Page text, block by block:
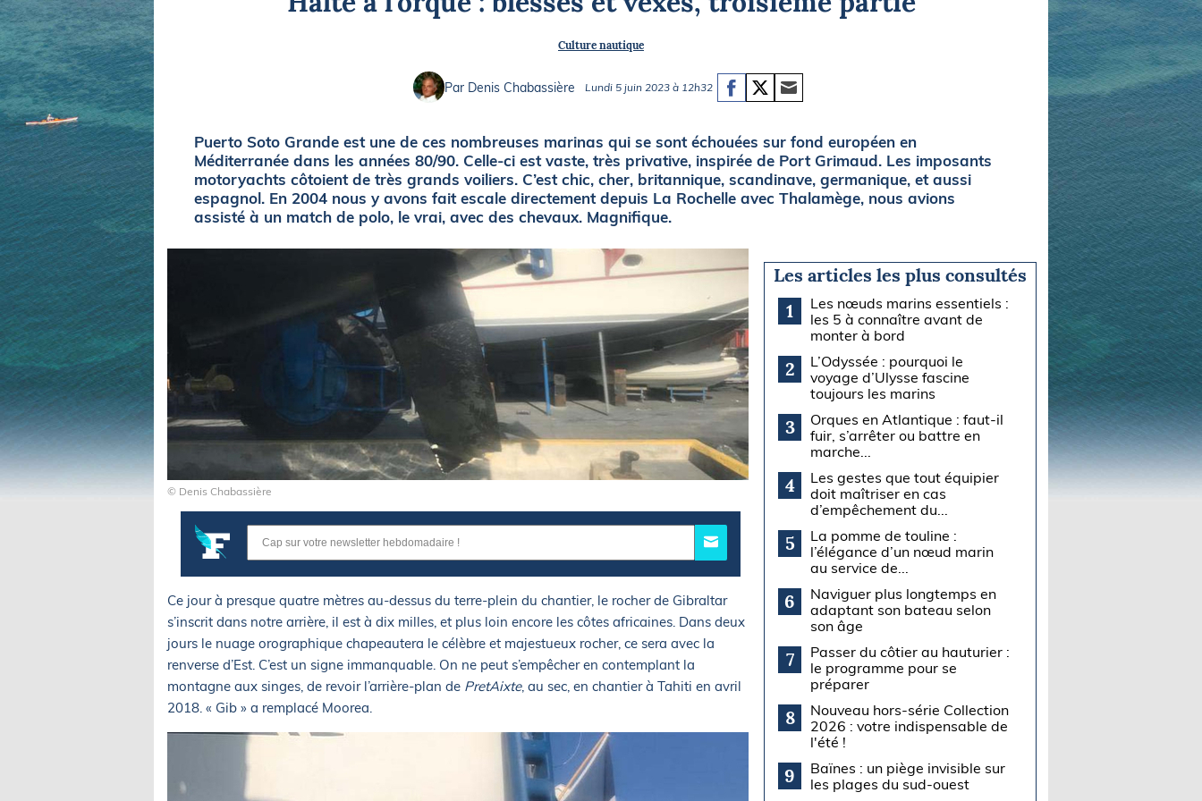
LOISIRS
Plongée
Glisse
Briefings
Culture nautique
Par Denis Chabassière Lundi 5 juin 2023 à 12h32
Puerto Soto Grande est une de ces nombreuses marinas qui se sont échouées sur fond européen en
Méditerranée dans les années 80/90. Celle-ci est vaste, très privative, inspirée de Port Grimaud. Les imposants
motoryachts côtoient de très grands voiliers. C’est chic, cher, britannique, scandinave, germanique, et aussi
espagnol. En 2004 nous y avons fait escale directement depuis La Rochelle avec Thalamège, nous avions
assisté à un match de polo, le vrai, avec des chevaux. Magnifique.
© Denis Chabassière
Ce jour à presque quatre mètres au-dessus du terre-plein du chantier, le rocher de Gibraltar
s’inscrit dans notre arrière, il est à dix milles, et plus loin encore les côtes africaines. Dans deux
jours le nuage orographique chapeautera le célèbre et majestueux rocher, ce sera avec la
renverse d’Est. C’est un signe immanquable. On ne peut s’empêcher en contemplant la
montagne aux singes, de revoir l’arrière-plan de PretAixte, au sec, en chantier à Tahiti en avril
2018. « Gib » a remplacé Moorea.
Les articles les plus consultés
1
Les nœuds marins essentiels :
les 5 à connaître avant de
monter à bord
2
L’Odyssée : pourquoi le
voyage d’Ulysse fascine
toujours les marins
3
Orques en Atlantique : faut-il
fuir, s’arrêter ou battre en
marche...
4
Les gestes que tout équipier
doit maîtriser en cas
d’empêchement du...
5
La pomme de touline :
l’élégance d’un nœud marin
au service de...
6
Naviguer plus longtemps en
adaptant son bateau selon
son âge
7
Passer du côtier au hauturier :
le programme pour se
préparer
8
Nouveau hors-série Collection
2026 : votre indispensable de
l'été !
9
Baïnes : un piège invisible sur
les plages du sud-ouest